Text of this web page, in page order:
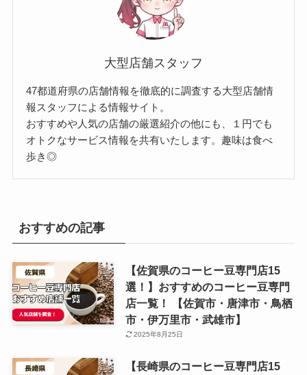
大型店舗スタッフ
47都道府県の店舗情報を徹底的に調査する大型店舗情
報スタッフによる情報サイト。
おすすめや人気の店舗の厳選紹介の他にも、１円でも
オトクなサービス情報を共有いたします。趣味は食べ
歩き◎
おすすめの記事
【佐賀県のコーヒー豆専門店15
選！】おすすめのコーヒー豆専門
店一覧！ 【佐賀市・唐津市・鳥栖
市・伊万里市・武雄市】
2025年8月25日
【長崎県のコーヒー豆専門店15